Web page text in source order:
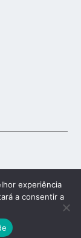
experiência
a consentir a